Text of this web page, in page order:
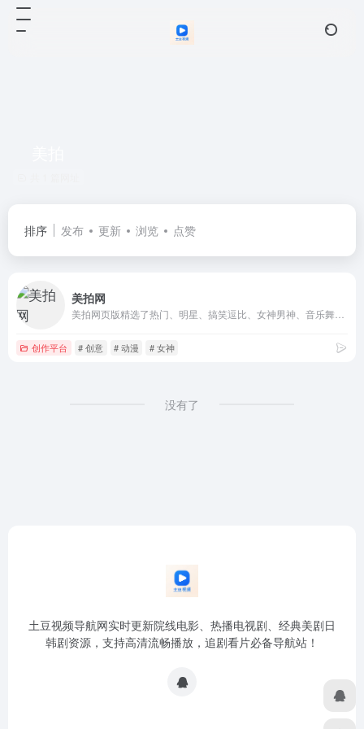
排序 发布 更新 浏览 点赞
美拍网
创作平台 # 创意 # 动漫 # 女神
没有了
土豆视频导航网实时更新院线电影、热播电视剧、经典美剧日
韩剧资源，支持高清流畅播放，追剧看片必备导航站！